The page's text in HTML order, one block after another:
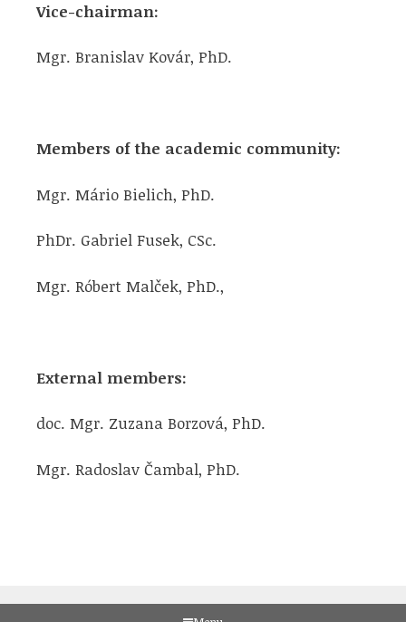
Vice-chairman:
Mgr. Branislav Kovár, PhD.
Members of the academic community:
Mgr. Mário Bielich, PhD.
PhDr. Gabriel Fusek, CSc.
Mgr. Róbert Malček, PhD.,
External members:
doc. Mgr. Zuzana Borzová, PhD.
Mgr. Radoslav Čambal, PhD.